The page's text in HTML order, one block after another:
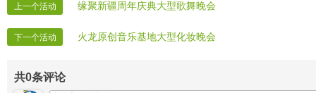
上一个活动 缘聚新疆周年庆典大型歌舞晚会
下一个活动 火龙原创音乐基地大型化妆晚会
共0条评论